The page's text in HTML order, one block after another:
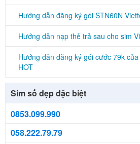
Hướng dẫn đăng ký gói STN60N
Hướng dẫn nạp thẻ trả sau cho sim
Hướng dẫn đăng ký gói cước 79k
HOT
Sim số đẹp đặc biệt
0853.099.990
058.222.79.79